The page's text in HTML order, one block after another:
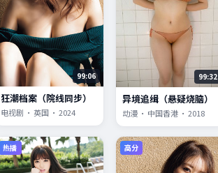
99:06
狂潮档案（院线同步）
电视剧 · 英国 · 2024
99:32
异境追缉（悬疑烧脑）
动漫 · 中国香港 · 2018
热播 高分